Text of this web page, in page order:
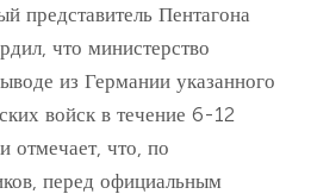
представитель Пентагона
что министерство
из Германии указанного
войск в течение 6-12
отмечает, что, по
перед официальным